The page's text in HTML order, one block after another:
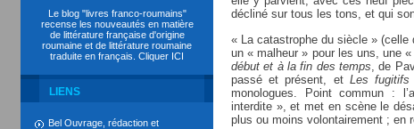
Le blog "livres franco-roumains"
recense les nouveautés en matière
de littérature française d'origine
roumaine et de littérature roumaine
traduite en français. Cliquer ICI
LIENS
Bel Ouvrage, rédaction et
décliné sur tous les tons, et qui
« La catastrophe du siècle » (celle
un « malheur » pour les uns, une
début et à la fin des temps, de
passé et présent, et Les fugitifs
monologues. Point commun :
interdite », et met en scène le
plus ou moins volontairement ; en